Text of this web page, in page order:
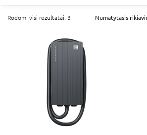
Rodomi visi rezultatai: 3